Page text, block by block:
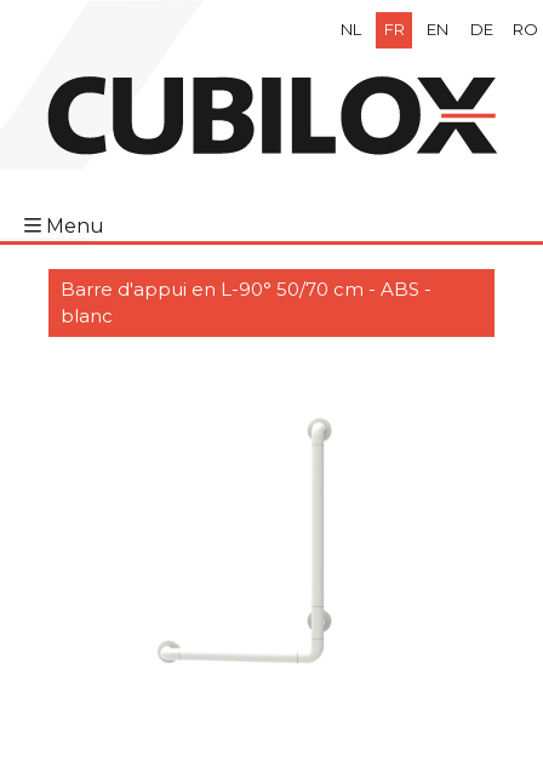
NL FR EN DE RO
Menu
Barre d'appui en L-90° 50/70 cm - ABS -
blanc